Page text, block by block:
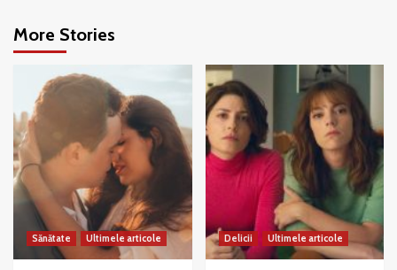
More Stories
Sănătate Ultimele articole Delicii Ultimele articole